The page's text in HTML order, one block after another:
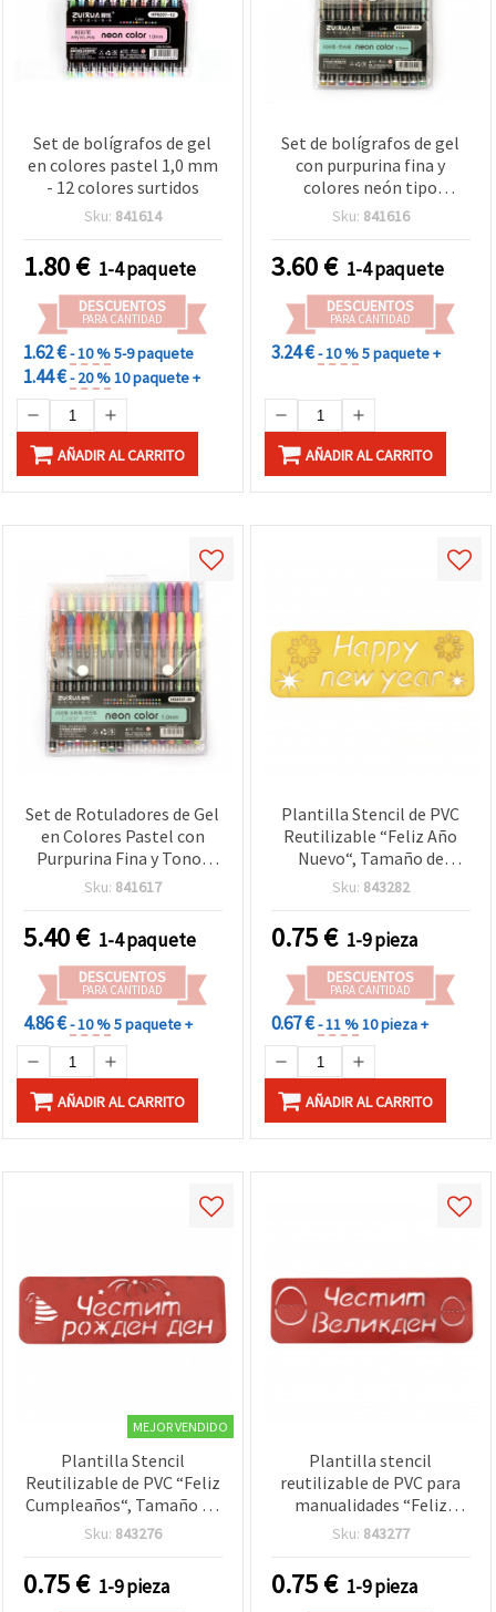
Set de bolígrafos de gel
en colores pastel 1,0 mm
- 12 colores surtidos
Sku: 841614
1.80€ 1-4 paquete
DESCUENTOS
PARA CANTIDAD
1.62 €- 10 %5-9 paquete
1.44 €- 20 %10 paquete +
AÑADIR AL CARRITO
Set de bolígrafos de gel
con purpurina fina y
colores neón tipo
resaltador, punta 1,0 mm
Sku: 841616
3.60€ 1-4 paquete
DESCUENTOS
PARA CANTIDAD
3.24 €- 10 %5 paquete +
AÑADIR AL CARRITO
Set de Rotuladores de Gel
en Colores Pastel con
Purpurina Fina y Tonos
Fluorescentes
mm - 36 Colores Surtidos
Sku: 841617
5.40€ 1-4 paquete
DESCUENTOS
PARA CANTIDAD
4.86 €- 10 %5 paquete +
AÑADIR AL CARRITO
Plantilla Stencil de PVC
Reutilizable “Feliz Año
Nuevo“, Tamaño de
impresión: 14 x 4,5 cm
Sku: 843282
0.75€ 1-9 pieza
DESCUENTOS
PARA CANTIDAD
0.67 €- 11 %10 pieza +
AÑADIR AL CARRITO
MEJOR VENDIDO
Plantilla Stencil
Reutilizable de PVC “Feliz
Cumpleaños“, Tamaño de
Impresión 14 x 4,5 cm
Sku: 843276
0.75€ 1-9 pieza
Plantilla stencil
reutilizable de PVC para
manualidades “Feliz
Pascua“, tamaño de
Sku: 843277
0.75€ 1-9 pieza